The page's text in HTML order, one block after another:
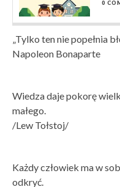
0
„Tylko ten nie popełnia
Napoleon Bonaparte
Wiedza daje pokorę
małego.
/Lew Tołstoj/
Każdy człowiek ma w
odkryć.